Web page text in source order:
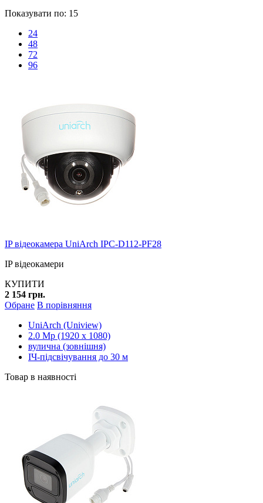
Показувати по: 15
24
48
72
96
IP відеокамера UniArch IPC-D112-PF28
IP відеокамери
КУПИТИ
2 154 грн.
Обране В порівняння
UniArch (Uniview)
2.0 Mp (1920 x 1080)
вулична (зовнішня)
ІЧ-підсвічування до 30 м
Товар в наявності